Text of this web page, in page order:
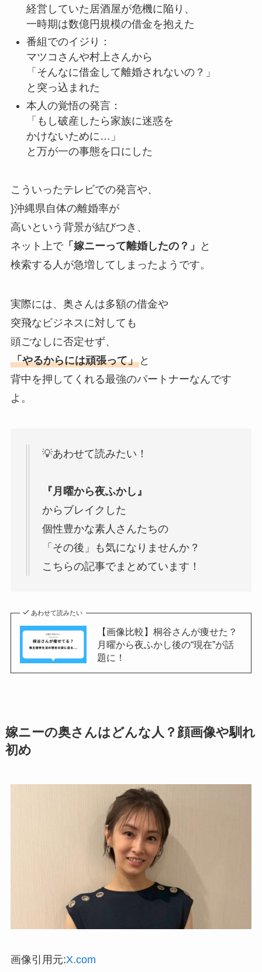
経営していた居酒屋が危機に陥り、
一時期は数億円規模の借金を抱えた
番組でのイジり：
マツコさんや村上さんから
「そんなに借金して離婚されないの？」
と突っ込まれた
本人の覚悟の発言：
「もし破産したら家族に迷惑を
かけないために…」
と万が一の事態を口にした
こういったテレビでの発言や、
}沖縄県自体の離婚率が
高いという背景が結びつき、
ネット上で「嫁ニーって離婚したの？」
と
検索する人が急増してしまったようです。
実際には、奥さんは多額の借金や
突飛なビジネスに対しても
頭ごなしに否定せず、
「やるからには頑張って」と
背中を押してくれる最強のパートナーなんです
よ。
💡あわせて読みたい！
『月曜から夜ふかし』
からブレイクした
個性豊かな素人さんたちの
「その後」も気になりませんか？
こちらの記事でまとめています！
あわせて読みたい
【画像比較】桐谷さんが痩せた？
月曜から夜ふかし後の“現在”が話
題に！
嫁ニーの奥さんはどんな人？顔画像や馴れ
初め
画像引用元:X.com